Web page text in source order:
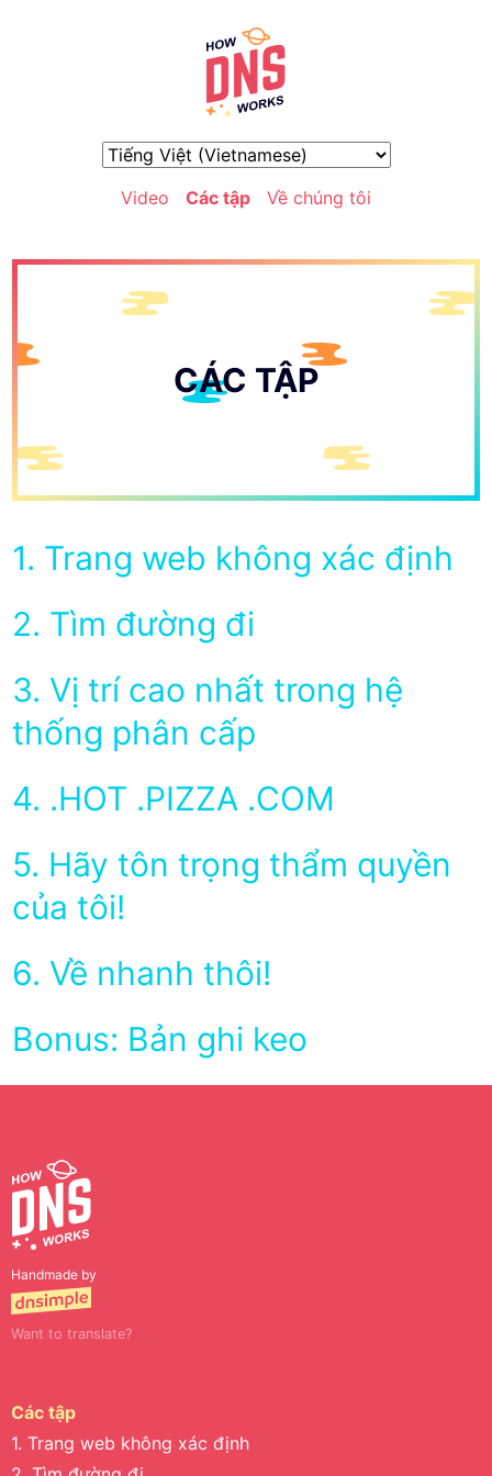
Video Các tập Về chúng tôi
CÁC TẬP
1. Trang web không xác định
2. Tìm đường đi
3. Vị trí cao nhất trong hệ
thống phân cấp
4. .HOT .PIZZA .COM
5. Hãy tôn trọng thẩm quyền
của tôi!
6. Về nhanh thôi!
Bonus: Bản ghi keo
Handmade by
Want to translate?
Các tập
1. Trang web không xác định